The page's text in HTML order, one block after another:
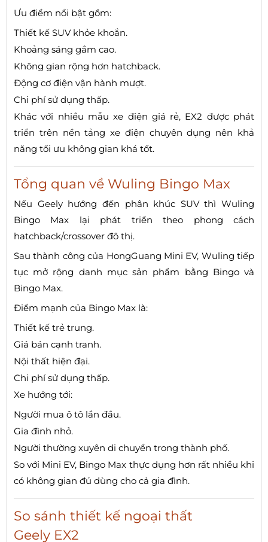
Ưu điểm nổi bật gồm:
Thiết kế SUV khỏe khoắn.
Khoảng sáng gầm cao.
Không gian rộng hơn hatchback.
Động cơ điện vận hành mượt.
Chi phí sử dụng thấp.
Khác với nhiều mẫu xe điện giá rẻ, EX2 được phát
triển trên nền tảng xe điện chuyên dụng nên khả
năng tối ưu không gian khá tốt.
Tổng quan về Wuling Bingo Max
Nếu Geely hướng đến phân khúc SUV thì Wuling
Bingo Max lại phát triển theo phong cách
hatchback/crossover đô thị.
Sau thành công của HongGuang Mini EV, Wuling tiếp
tục mở rộng danh mục sản phẩm bằng Bingo và
Bingo Max.
Điểm mạnh của Bingo Max là:
Thiết kế trẻ trung.
Giá bán cạnh tranh.
Nội thất hiện đại.
Chi phí sử dụng thấp.
Xe hướng tới:
Người mua ô tô lần đầu.
Gia đình nhỏ.
Người thường xuyên di chuyển trong thành phố.
So với Mini EV, Bingo Max thực dụng hơn rất nhiều khi
có không gian đủ dùng cho cả gia đình.
So sánh thiết kế ngoại thất
Geely EX2